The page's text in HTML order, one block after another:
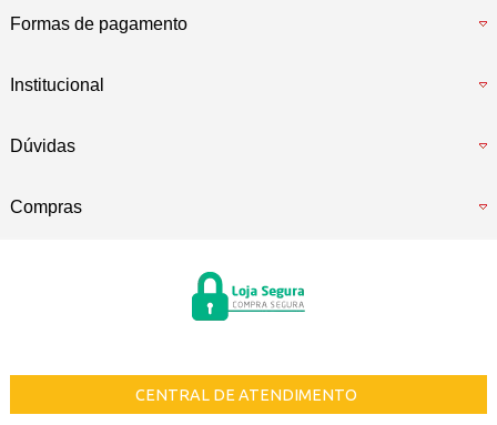
Formas de pagamento
Institucional
Dúvidas
Compras
CENTRAL DE ATENDIMENTO